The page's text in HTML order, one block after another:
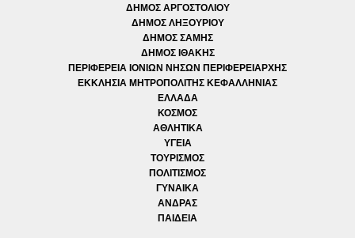
ΔΗΜΟΣ ΑΡΓΟΣΤΟΛΙΟΥ
ΔΗΜΟΣ ΛΗΞΟΥΡΙΟΥ
ΔΗΜΟΣ ΣΑΜΗΣ
ΔΗΜΟΣ ΙΘΑΚΗΣ
ΠΕΡΙΦΕΡΕΙΑ ΙΟΝΙΩΝ ΝΗΣΩΝ ΠΕΡΙΦΕΡΕΙΑΡΧΗΣ
ΕΚΚΛΗΣΙΑ ΜΗΤΡΟΠΟΛΙΤΗΣ ΚΕΦΑΛΛΗΝΙΑΣ
ΕΛΛΑΔΑ
ΚΟΣΜΟΣ
ΑΘΛΗΤΙΚΑ
ΥΓΕΙΑ
ΤΟΥΡΙΣΜΟΣ
ΠΟΛΙΤΙΣΜΟΣ
ΓΥΝΑΙΚΑ
ΑΝΔΡΑΣ
ΠΑΙΔΕΙΑ